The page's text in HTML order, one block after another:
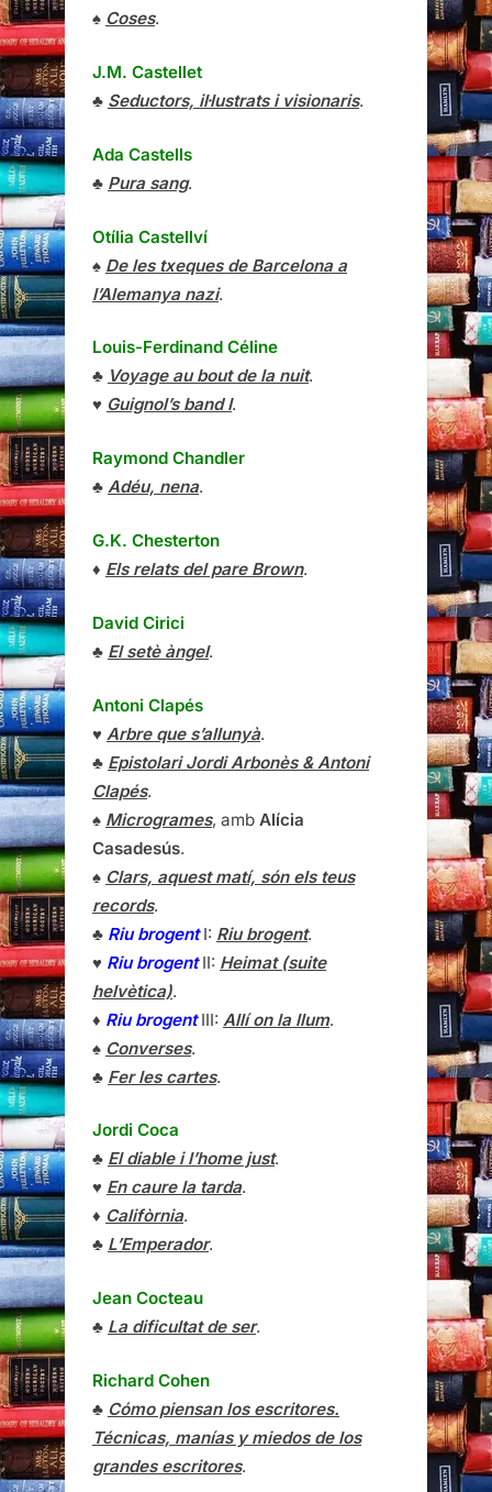
♠ Coses.
J.M. Castellet
♣ Seductors, il·lustrats i visionaris.
Ada Castells
♣ Pura sang.
Otília Castellví
♠ De les txeques de Barcelona a
l’Alemanya nazi.
Louis-Ferdinand Céline
♣ Voyage au bout de la nuit.
♥ Guignol’s band I.
Raymond Chandler
♣ Adéu, nena.
G.K. Chesterton
♦ Els relats del pare Brown.
David Cirici
♣ El setè àngel.
Antoni Clapés
♥ Arbre que s’allunyà.
♣ Epistolari Jordi Arbonès & Antoni
Clapés.
♠ Microgrames, amb Alícia
Casadesús.
♠ Clars, aquest matí, són els teus
records.
♣ Riu brogentI: Riu brogent.
♥ Riu brogentII: Heimat (suite
helvètica).
♦ Riu brogentIII: Allí on la llum.
♠ Converses.
♣ Fer les cartes.
Jordi Coca
♣ El diable i l’home just.
♥ En caure la tarda.
♦ Califòrnia.
♣ L’Emperador.
Jean Cocteau
♣ La dificultat de ser.
Richard Cohen
♣ Cómo piensan los escritores.
Técnicas, manías y miedos de los
grandes escritores.